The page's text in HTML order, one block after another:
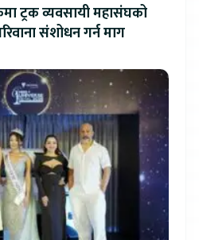
ट्रक व्यवसायी महासंघको
संशोधन गर्न माग